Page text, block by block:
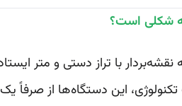
که نقشه‌بردار با تراز دستی و
این دستگاه‌ها از